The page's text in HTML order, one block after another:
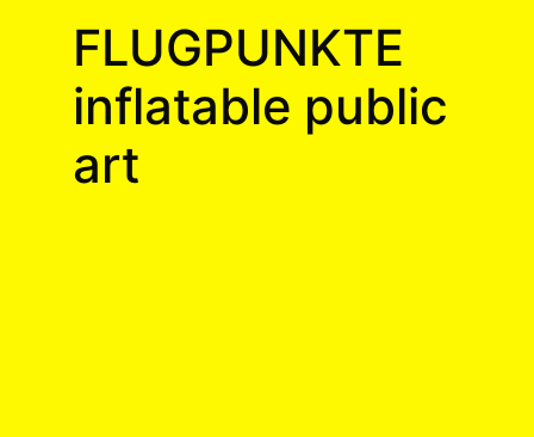
FLUGPUNKTE
inflatable public
art